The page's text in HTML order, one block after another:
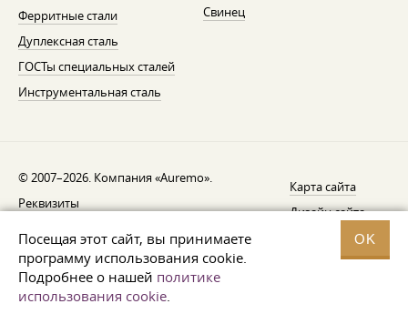
Посещая этот сайт, вы принимаете
программу использования cookie.
Подробнее о нашей политике
использования cookie.
OK
Ферритные стали
Дуплексная сталь
ГОСТы специальных сталей
Инструментальная сталь
Свинец
© 2007–2026. Компания «Auremo».
Реквизиты
Уведомление об отзыве
Защита данных
Карта сайта
Дизайн сайта —